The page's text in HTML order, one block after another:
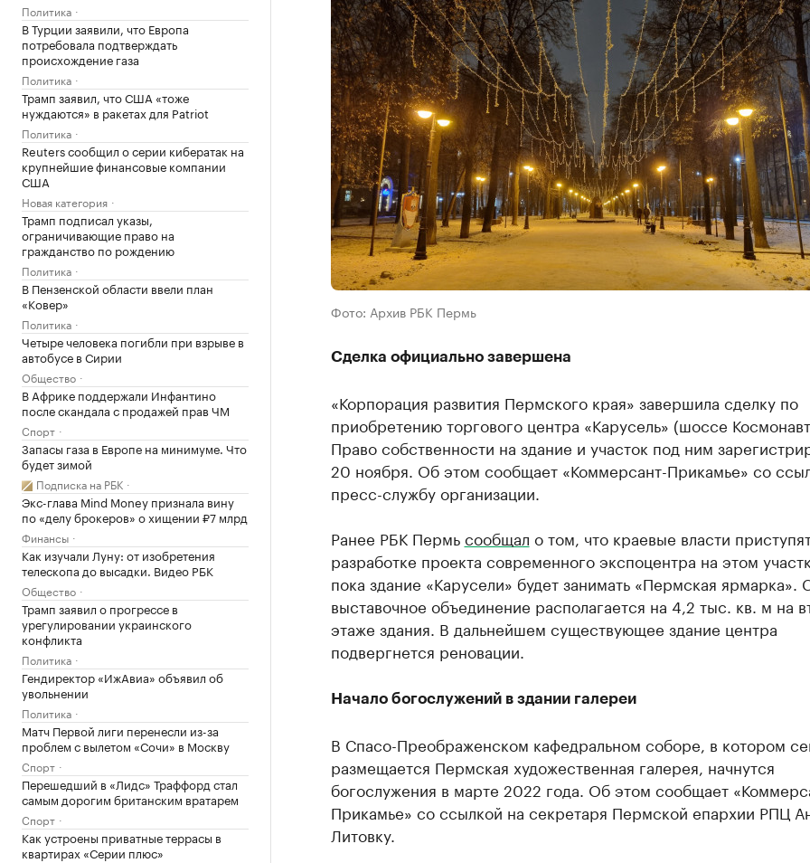
Политика
В Турции заявили, что Европа
потребовала подтверждать
происхождение газа
Политика
Трамп заявил, что США «тоже
нуждаются» в ракетах для Patriot
Политика
Reuters сообщил о серии кибератак на
крупнейшие финансовые компании
США
Новая категория
Трамп подписал указы,
ограничивающие право на
гражданство по рождению
Политика
В Пензенской области ввели план
«Ковер»
Политика
Четыре человека погибли при взрыве в
автобусе в Сирии
Общество
В Африке поддержали Инфантино
после скандала с продажей прав ЧМ
Спорт
Запасы газа в Европе на минимуме. Что
будет зимой
Подписка на РБК
Экс-глава Mind Money признала вину
по «делу брокеров» о хищении ₽7 млрд
Финансы
Как изучали Луну: от изобретения
телескопа до высадки. Видео РБК
Общество
Трамп заявил о прогрессе в
урегулировании украинского
конфликта
Политика
Гендиректор «ИжАвиа» объявил об
увольнении
Политика
Матч Первой лиги перенесли из-за
проблем с вылетом «Сочи» в Москву
Спорт
Перешедший в «Лидс» Траффорд стал
самым дорогим британским вратарем
Спорт
Как устроены приватные террасы в
квартирах «Серии плюс»
Фото: Архив РБК Пермь
Сделка официально завершена
«Корпорация развития Пермского края» завершила сделку по
приобретению торгового центра «Карусель» (шоссе
Право собственности на здание и участок под ним
20 ноября. Об этом сообщает «Коммерсант-Прикамье» со
пресс-службу организации.
Ранее РБК Пермьсообщал о том, что краевые власти
разработке проекта современного экспоцентра на этом
пока здание «Карусели» будет занимать «Пермская ярмарка».
выставочное объединение располагается на 4,2 тыс. кв. м на
этаже здания. В дальнейшем существующее здание центра
подвергнется реновации.
Начало богослужений в здании галереи
В Спасо-Преображенском кафедральном соборе, в котором
размещается Пермская художественная галерея, начнутся
богослужения в марте 2022 года. Об этом сообщает
Прикамье» со ссылкой на секретаря Пермской епархии РПЦ
Литовку.